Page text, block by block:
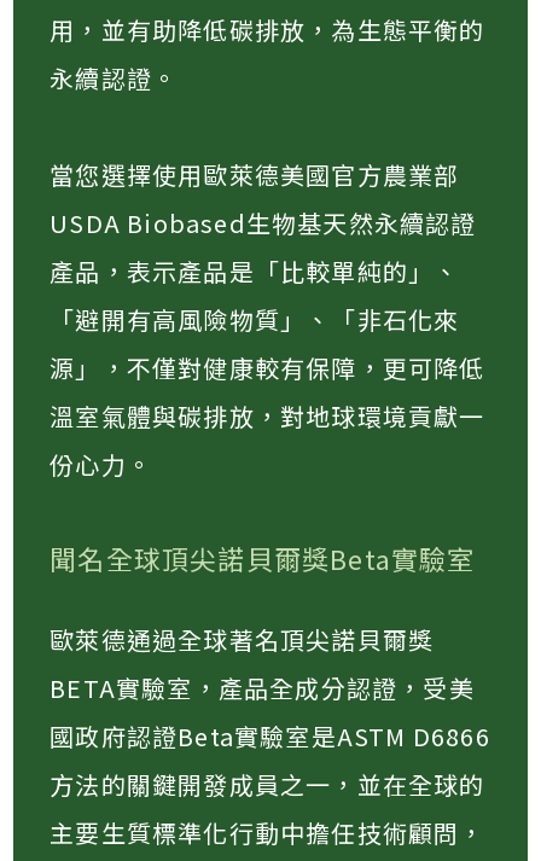
用，並有助降低碳排放，為生態平衡的
永續認證。
當您選擇使用歐萊德美國官方農業部
USDA Biobased生物基天然永續認證
產品，表示產品是「比較單純的」、
「避開有高風險物質」、「非石化來
源」，不僅對健康較有保障，更可降低
溫室氣體與碳排放，對地球環境貢獻一
份心力。
聞名全球頂尖諾貝爾獎Beta實驗室
歐萊德通過全球著名頂尖諾貝爾獎
BETA實驗室，產品全成分認證，受美
國政府認證Beta實驗室是ASTM D6866
方法的關鍵開發成員之一，並在全球的
主要生質標準化行動中擔任技術顧問，